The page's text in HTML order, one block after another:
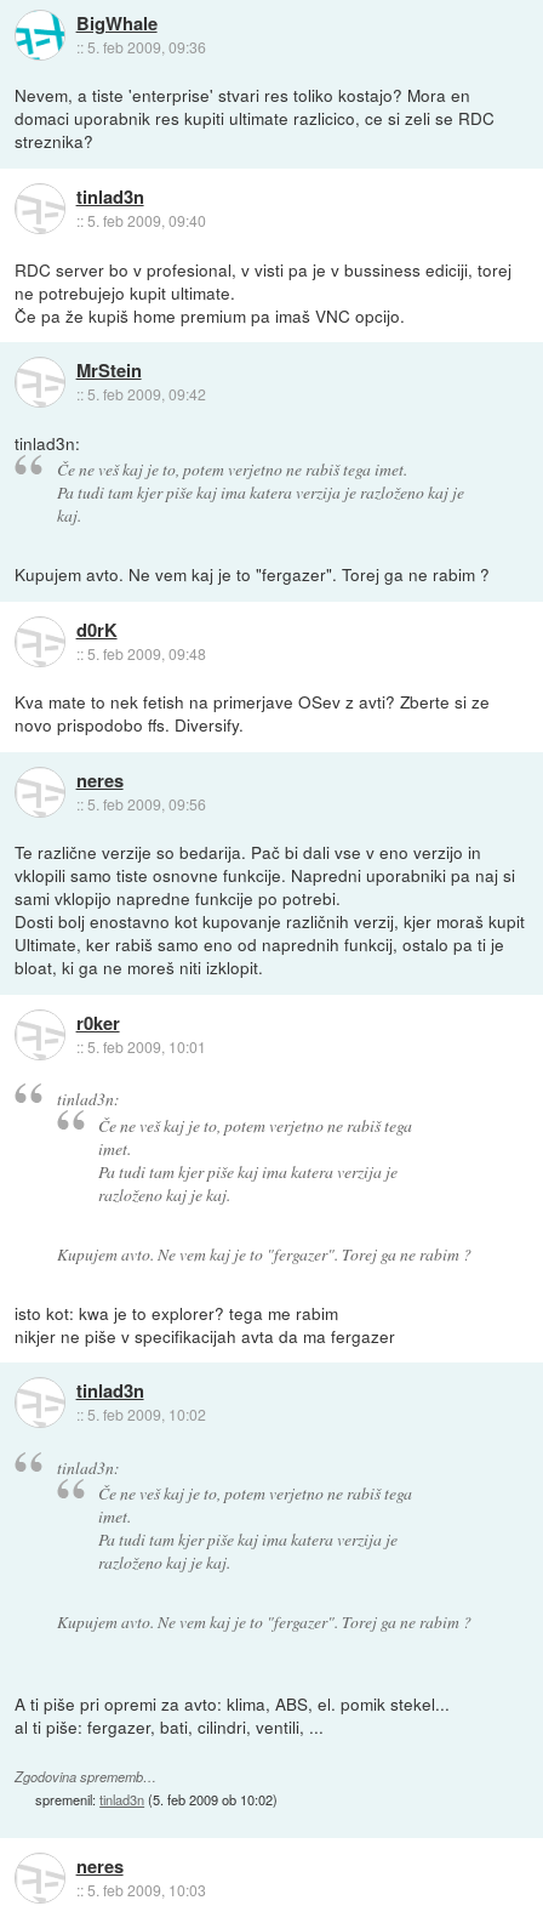
BigWhale
:: 5. feb 2009, 09:36
Nevem, a tiste 'enterprise' stvari res toliko kostajo? Mora en
domaci uporabnik res kupiti ultimate razlicico, ce si zeli se RDC
streznika?
tinlad3n
::5. feb 2009, 09:40
RDC server bo v profesional, v visti pa je v bussiness ediciji, torej
ne potrebujejo kupit ultimate.
Če pa že kupiš home premium pa imaš VNC opcijo.
MrStein
:: 5. feb 2009, 09:42
tinlad3n:
Če ne veš kaj je to, potem verjetno ne rabiš tega imet.
Pa tudi tam kjer piše kaj ima katera verzija je razloženo kaj je
kaj.
Kupujem avto. Ne vem kaj je to "fergazer". Torej ga ne rabim ?
d0rK
::5. feb 2009, 09:48
Kva mate to nek fetish na primerjave OSev z avti? Zberte si ze
novo prispodobo ffs. Diversify.
neres
:: 5. feb 2009, 09:56
Te različne verzije so bedarija. Pač bi dali vse v eno verzijo in
vklopili samo tiste osnovne funkcije. Napredni uporabniki pa naj si
sami vklopijo napredne funkcije po potrebi.
Dosti bolj enostavno kot kupovanje različnih verzij, kjer moraš kupit
Ultimate, ker rabiš samo eno od naprednih funkcij, ostalo pa ti je
bloat, ki ga ne moreš niti izklopit.
r0ker
::5. feb 2009, 10:01
tinlad3n:
Če ne veš kaj je to, potem verjetno ne rabiš tega
imet.
Pa tudi tam kjer piše kaj ima katera verzija je
razloženo kaj je kaj.
Kupujem avto. Ne vem kaj je to "fergazer". Torej ga ne rabim ?
isto kot: kwa je to explorer? tega me rabim
nikjer ne piše v specifikacijah avta da ma fergazer
tinlad3n
:: 5. feb 2009, 10:02
tinlad3n:
Če ne veš kaj je to, potem verjetno ne rabiš tega
imet.
Pa tudi tam kjer piše kaj ima katera verzija je
razloženo kaj je kaj.
Kupujem avto. Ne vem kaj je to "fergazer". Torej ga ne rabim ?
A ti piše pri opremi za avto: klima, ABS, el. pomik stekel...
al ti piše: fergazer, bati, cilindri, ventili, ...
Zgodovina sprememb…
spremenil:tinlad3n(5. feb 2009 ob 10:02)
neres
::5. feb 2009, 10:03